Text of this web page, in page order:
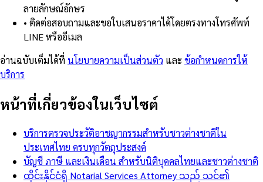
ลายลักษณ์อักษร
• ติดต่อสอบถามและขอใบเสนอราคาได้โดยตรงทางโทรศัพท์
LINE หรืออีเมล
อ่านฉบับเต็มได้ที่ นโยบายความเป็นส่วนตัว และ ข้อกำหนดการให้
บริการ
หน้าที่เกี่ยวข้องในเว็บไซต์
บริการตรวจประวัติอาชญากรรมสำหรับชาวต่างชาติใน
ประเทศไทย ครบทุกวัตถุประสงค์
บัญชี ภาษี และเงินเดือน สำหรับนิติบุคคลไทยและชาวต่างชาติ
ထိုင်းနိုင်ငံရှိ Notarial Services Attorney သည် သင်၏